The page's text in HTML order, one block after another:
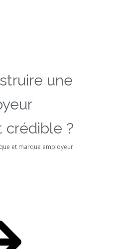
une
crédible ?
et marque employeur